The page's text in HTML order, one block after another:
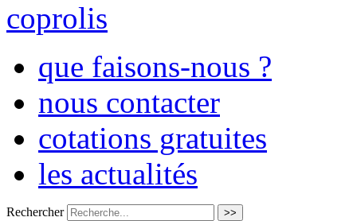
que faisons-nous ?
nous contacter
cotations gratuites
les actualités
Rechercher >>